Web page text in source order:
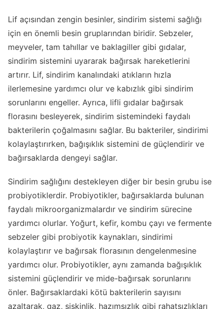
Lif açısından zengin besinler, sindirim sistemi sağlığı
için en önemli besin gruplarından biridir. Sebzeler,
meyveler, tam tahıllar ve baklagiller gibi gıdalar,
sindirim sistemini uyararak bağırsak hareketlerini
artırır. Lif, sindirim kanalındaki atıkların hızla
ilerlemesine yardımcı olur ve kabızlık gibi sindirim
sorunlarını engeller. Ayrıca, lifli gıdalar bağırsak
florasını besleyerek, sindirim sistemindeki faydalı
bakterilerin çoğalmasını sağlar. Bu bakteriler, sindirimi
kolaylaştırırken, bağışıklık sistemini de güçlendirir ve
bağırsaklarda dengeyi sağlar.
Sindirim sağlığını destekleyen diğer bir besin grubu ise
probiyotiklerdir. Probiyotikler, bağırsaklarda bulunan
faydalı mikroorganizmalardır ve sindirim sürecine
yardımcı olurlar. Yoğurt, kefir, kombu çayı ve fermente
sebzeler gibi probiyotik kaynakları, sindirimi
kolaylaştırır ve bağırsak florasının dengelenmesine
yardımcı olur. Probiyotikler, aynı zamanda bağışıklık
sistemini güçlendirir ve mide-bağırsak sorunlarını
önler. Bağırsaklardaki kötü bakterilerin sayısını
azaltarak, gaz, şişkinlik, hazımsızlık gibi rahatsızlıkları